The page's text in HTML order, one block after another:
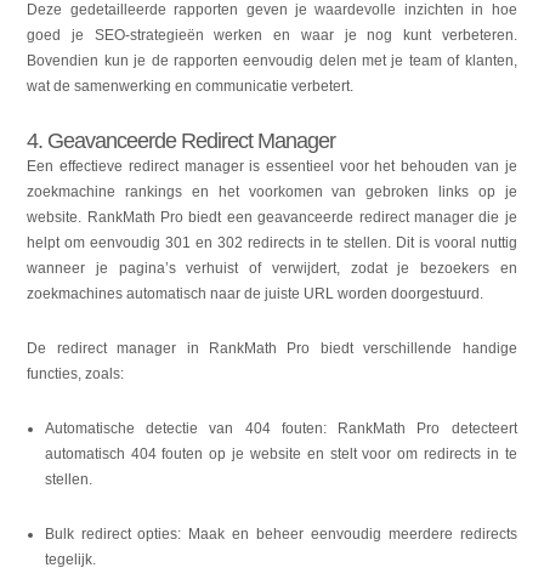
Deze gedetailleerde rapporten geven je waardevolle inzichten in hoe
goed je SEO-strategieën werken en waar je nog kunt verbeteren.
Bovendien kun je de rapporten eenvoudig delen met je team of klanten,
wat de samenwerking en communicatie verbetert.
4. Geavanceerde Redirect Manager
Een effectieve redirect manager is essentieel voor het behouden van je
zoekmachine rankings en het voorkomen van gebroken links op je
website. RankMath Pro biedt een geavanceerde redirect manager die je
helpt om eenvoudig 301 en 302 redirects in te stellen. Dit is vooral nuttig
wanneer je pagina’s verhuist of verwijdert, zodat je bezoekers en
zoekmachines automatisch naar de juiste URL worden doorgestuurd.
De redirect manager in RankMath Pro biedt verschillende handige
functies, zoals:
Automatische detectie van 404 fouten: RankMath Pro detecteert
automatisch 404 fouten op je website en stelt voor om redirects in te
stellen.
Bulk redirect opties: Maak en beheer eenvoudig meerdere redirects
tegelijk.